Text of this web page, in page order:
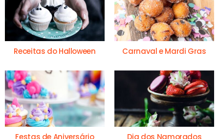
Receitas do Halloween Carnaval e Mardi Gras
Festas de Aniversário Dia dos Namorados